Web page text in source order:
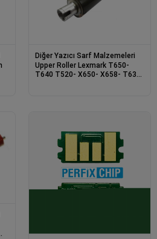
Diğer Yazıcı Sarf Malzemeleri
Upper Roller Lexmark T650-
T640 T520- X650- X658- T630